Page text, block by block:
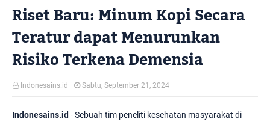
Riset Baru: Minum Kopi Secara
Teratur dapat Menurunkan
Risiko Terkena Demensia
Indonesains.id Sabtu, September 21, 2024
Indonesains.id - Sebuah tim peneliti kesehatan masyarakat di